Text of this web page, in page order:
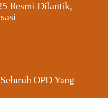
Resmi Dilantik,
OPD Yang